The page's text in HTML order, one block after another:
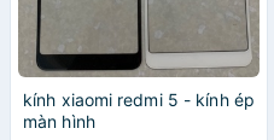
kính xiaomi redmi 5 - kính ép
màn hình